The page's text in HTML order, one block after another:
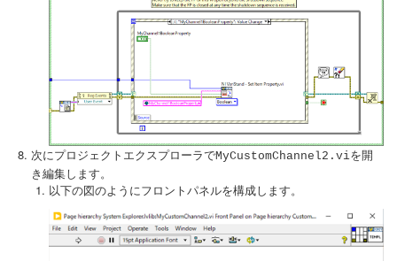
次にプロジェクトエクスプローラでMyCustomChannel2.viを開
き編集します。
以下の図のようにフロントパネルを構成します。